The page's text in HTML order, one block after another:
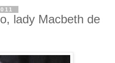
lady Macbeth de